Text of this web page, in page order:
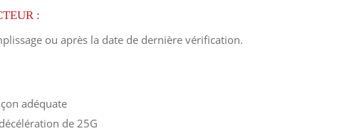
:
ou après la date de dernière vérification.
adéquate
de 25G